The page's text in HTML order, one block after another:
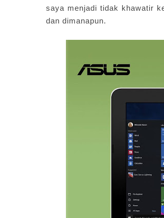
saya menjadi tidak khawatir
dan dimanapun.